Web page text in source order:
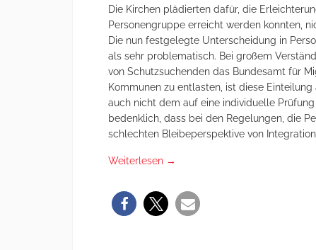
Die Kirchen plädierten dafür, die
Personengruppe erreicht werden konnten,
Die nun festgelegte Unterscheidung in
als sehr problematisch. Bei großem
von Schutzsuchenden das Bundesamt für
Kommunen zu entlasten, ist diese
auch nicht dem auf eine individuelle
bedenklich, dass bei den Regelungen, die
schlechten Bleibeperspektive von
Weiterlesen →